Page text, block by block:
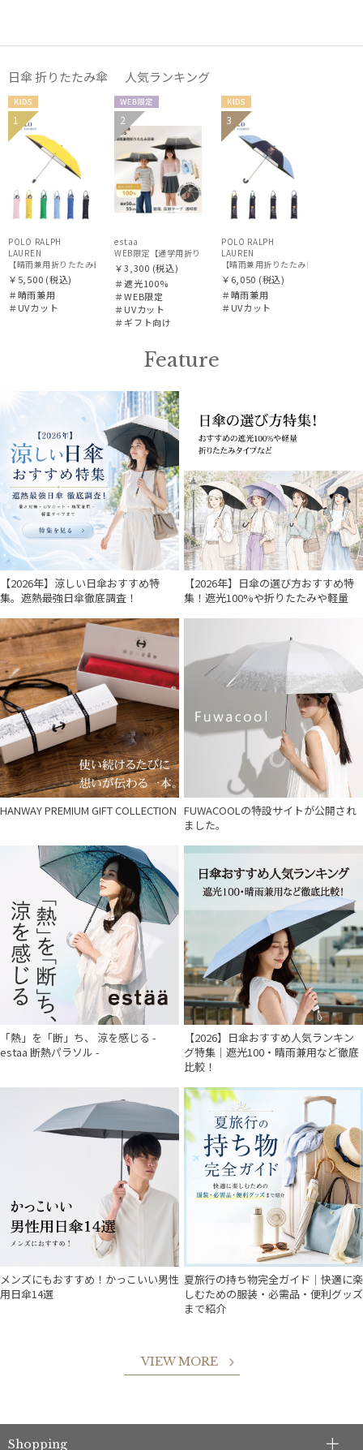
在庫表示
販売状況
入荷状況
日傘 折りたたみ傘 人気ランキング
KIDS
1
POLO RALPH
LAUREN
【晴雨兼用折りたたみ日傘】ポロ ラルフ ローレン (POLO RALPH LAUREN) ストライプグ
￥5,500 (税込)
＃晴雨兼用
＃UVカット
WEB限
定
ギフト
向け
KIDS
2
estaa
WEB限定【通学用折りたたみ日傘】キッズ日傘 プレーン 遮
￥3,300 (税込)
＃遮光100%
＃WEB限定
＃UVカット
＃ギフト向け
KIDS
3
POLO RALPH
LAUREN
【晴雨兼用折りたたみ日傘】ポロ
￥6,050 (税込)
＃晴雨兼用
＃UVカット
Feature
【2026年】涼しい日傘おすすめ特
集。遮熱最強日傘徹底調査！
【2026年】日傘の選び方おすすめ特
集！遮光100%や折りたたみや軽量
HANWAY PREMIUM GIFT COLLECTION FUWACOOLの特設サイトが公開され
ました。
「熱」を「断」ち、 涼を感じる -
estaa 断熱パラソル -
【2026】日傘おすすめ人気ランキン
グ特集｜遮光100・晴雨兼用など徹底
比較！
メンズにもおすすめ！かっこいい男性
用日傘14選
夏旅行の持ち物完全ガイド｜快適に楽
しむための服装・必需品・便利グッズ
まで紹介
VIEW MORE
Shopping